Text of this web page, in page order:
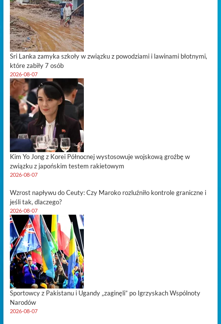
Sri Lanka zamyka szkoły w związku z powodziami i lawinami błotnymi,
które zabiły 7 osób
2026-08-07
Kim Yo Jong z Korei Północnej wystosowuje wojskową groźbę w
związku z japońskim testem rakietowym
2026-08-07
Wzrost napływu do Ceuty: Czy Maroko rozluźniło kontrole graniczne i
jeśli tak, dlaczego?
2026-08-07
Sportowcy z Pakistanu i Ugandy „zaginęli” po Igrzyskach Wspólnoty
Narodów
2026-08-07